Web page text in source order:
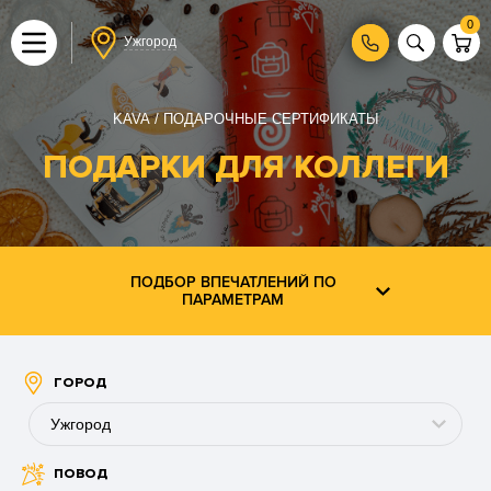
Ужгород
0
KAVA ПОДАРОЧНЫЕ СЕРТИФИКАТЫ
ПОДАРКИ ДЛЯ КОЛЛЕГИ
ПОДБОР ВПЕЧАТЛЕНИЙ ПО
ПАРАМЕТРАМ
ГОРОД
Ужгород
Буковель
ПОВОД